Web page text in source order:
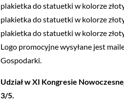
plakietka do statuetki w kolorze
plakietka do statuetki w kolorze
plakietka do statuetki w kolorze
Logo promocyjne wysyłane jest
Gospodarki.
Udział w XI Kongresie
3/5.